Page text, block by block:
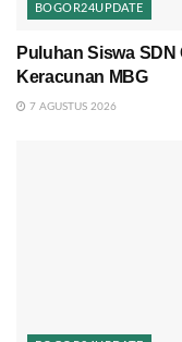
BOGOR24UPDATE
Puluhan Siswa
Keracunan MBG
7 AGUSTUS 2026